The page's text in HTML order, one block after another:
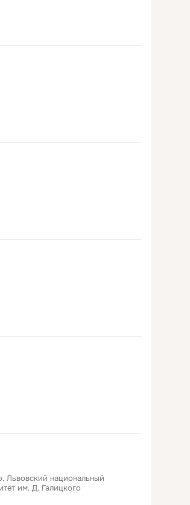
Львовский национальный
им. Д. Галицкого